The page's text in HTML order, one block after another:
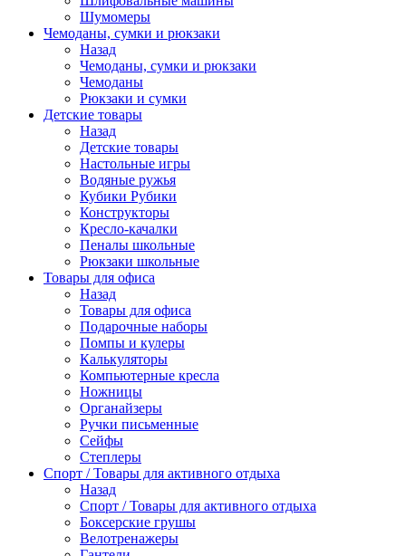
Шумомеры
Чемоданы, сумки и рюкзаки
Назад
Чемоданы, сумки и рюкзаки
Чемоданы
Рюкзаки и сумки
Детские товары
Назад
Детские товары
Настольные игры
Водяные ружья
Кубики Рубики
Конструкторы
Кресло-качалки
Пеналы школьные
Рюкзаки школьные
Товары для офиса
Назад
Товары для офиса
Подарочные наборы
Помпы и кулеры
Калькуляторы
Компьютерные кресла
Ножницы
Органайзеры
Ручки письменные
Сейфы
Степлеры
Спорт / Товары для активного отдыха
Назад
Спорт / Товары для активного отдыха
Боксерские грушы
Велотренажеры